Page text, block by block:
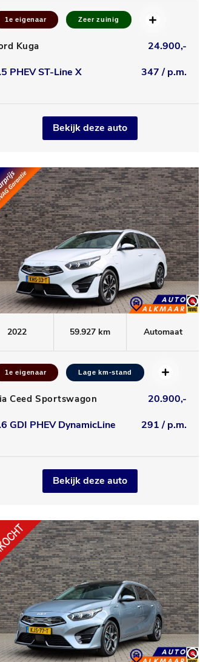
1e eigenaar Zeer zuinig
Kuga
24.900,-
PHEV ST-Line X
347 / p.m.
Bekijk deze auto
2022 59.927 km Automaat
1e eigenaar Lage km-stand
Ceed Sportswagon
20.900,-
GDI PHEV DynamicLine
291 / p.m.
Bekijk deze auto